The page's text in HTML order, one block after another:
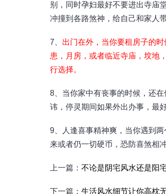
别，同时孕妇最好不要进出寺庙
冲撞到各路煞神，给自己和家人
7、 出门在外，当你要租房子的
患，月房，或者临近寺庙，坟地
行选择。
8、当你家中有丧事的时候，还
讳，停灵期间如果外出办事，最
9、人逢喜事精神爽，当你遇到
来或者仍一切硬币，恐防喜煞相
上一篇： 不论是阴宅风水还是阳
下一篇： 生活风水细节让你高枕